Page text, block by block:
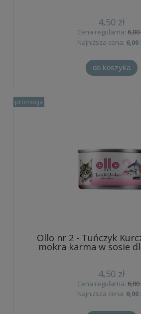
4,50 zł
Cena regularna: 6,00
Najniższa cena: 6,00
do koszyka
Ollo nr 2 - Tuńczyk
mokra karma w sosie
4,50 zł
Cena regularna: 6,00
Najniższa cena: 6,00
promocja